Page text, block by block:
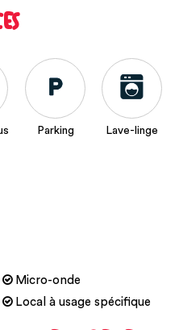
Parking Lave-linge
Micro-onde
Local à usage spécifique